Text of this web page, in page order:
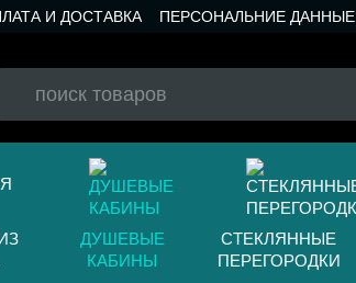
И ДОСТАВКА ПЕРСОНАЛЬНИЕ ДАННЫЕ
ДУШЕВЫЕ
КАБИНЫ
СТЕКЛЯННЫЕ
ПЕРЕГОРОДКИ